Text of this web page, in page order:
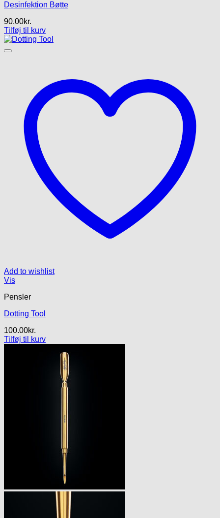
Desinfektion Bøtte
90.00kr.
Tilføj til kurv
Add to wishlist
Vis
Pensler
Dotting Tool
100.00kr.
Tilføj til kurv